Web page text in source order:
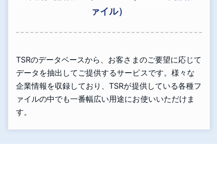
ァイル）
TSRのデータベースから、お客さまのご要望に応じて
データを抽出してご提供するサービスです。様々な
企業情報を収録しており、TSRが提供している各種フ
ァイルの中でも一番幅広い用途にお使いいただけま
す。